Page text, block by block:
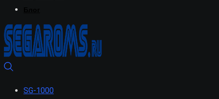
SG-1000